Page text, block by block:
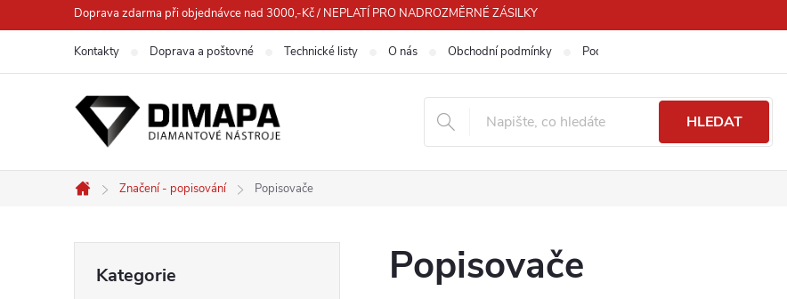
na
Doprava zdarma při objednávce nad 3000,-Kč / NEPLATÍ PRO NADROZMĚRNÉ ZÁSILKY
Kontakty Doprava a poštovné Technické listy O nás Obchodní podmínky Podmínky ochrany osobních údajů
HLEDAT
Domů
Značení - popisování Popisovače
kategorie
Kategorie Popisovače